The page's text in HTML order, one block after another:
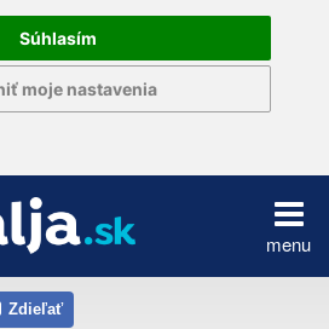
Súhlasím
moje nastavenia
menu
Zdieľať